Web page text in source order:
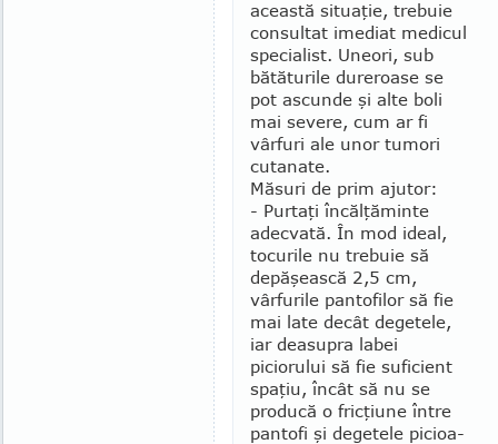
această situa­ţie, trebuie
consultat imediat medicul
specialist. Une­ori, sub
bătăturile dureroase se
pot ascunde şi alte boli
mai severe, cum ar fi
vârfuri ale unor tumori
cutanate.
Măsuri de prim ajutor:
- Purtaţi încălţăminte
adecvată. În mod ideal,
tocurile nu trebuie să
depăşească 2,5 cm,
vârfurile pantofilor să fie
mai late decât degetele,
iar deasupra labei
piciorului să fie suficient
spaţiu, încât să nu se
producă o fricţiune între
pantofi şi degetele picioa­